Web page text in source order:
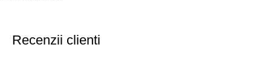
Recenzii clienti